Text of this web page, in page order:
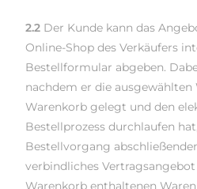
2.2 Der Kunde kann das
Online-Shop des Verkäufers
Bestellformular abgeben.
nachdem er die
Warenkorb gelegt und den
Bestellprozess durchlaufen
Bestellvorgang
verbindliches
Warenkorb enthaltenen Waren